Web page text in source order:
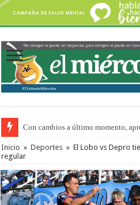
Del viernes 7 al domingo 9 de
Inicio » Deportes » El Lobo vs Depro
regular